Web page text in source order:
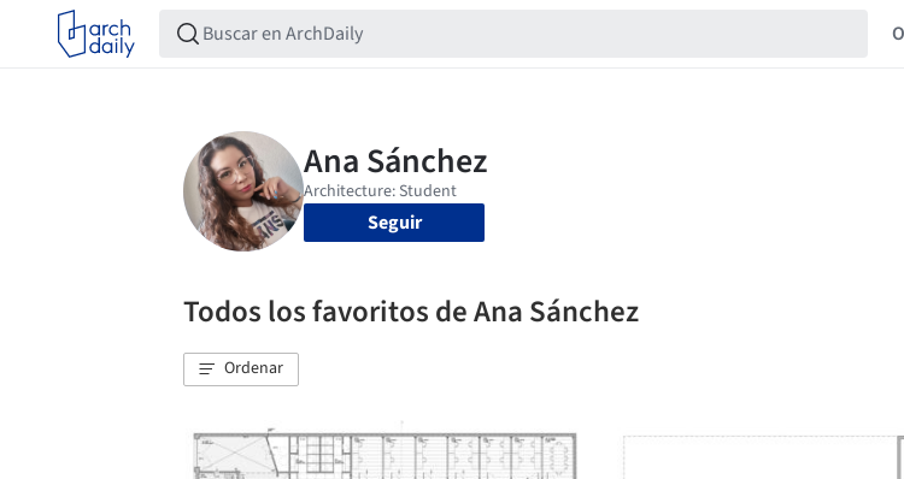
Seguir
Todos los favoritos de Ana Sánchez
Ordenar